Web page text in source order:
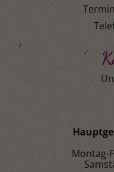
Montag-